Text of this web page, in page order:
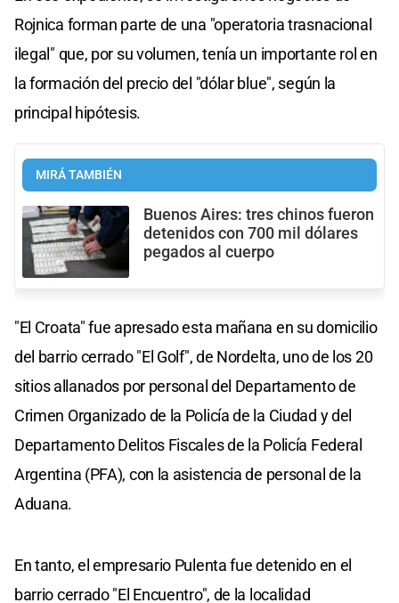
Rojnica forman parte de una "operatoria trasnacional
ilegal" que, por su volumen, tenía un importante rol en
la formación del precio del "dólar blue", según la
principal hipótesis.
MIRÁ TAMBIÉN
Buenos Aires: tres chinos fueron
detenidos con 700 mil dólares
pegados al cuerpo
"El Croata" fue apresado esta mañana en su domicilio
del barrio cerrado "El Golf", de Nordelta, uno de los 20
sitios allanados por personal del Departamento de
Crimen Organizado de la Policía de la Ciudad y del
Departamento Delitos Fiscales de la Policía Federal
Argentina (PFA), con la asistencia de personal de la
Aduana.
En tanto, el empresario Pulenta fue detenido en el
barrio cerrado "El Encuentro", de la localidad